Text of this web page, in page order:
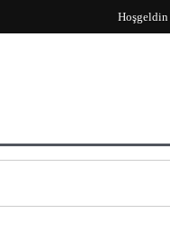
Hoşgeldin